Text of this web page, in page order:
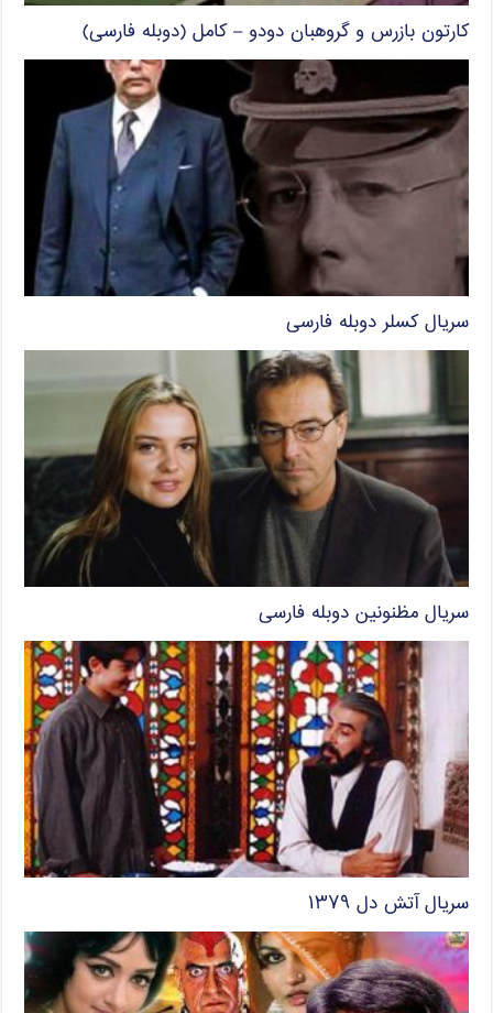
کارتون بازرس و گروهبان دودو – کامل (دوبله فارسی)
سریال کسلر دوبله فارسی
سریال مظنونین دوبله فارسی
سریال آتش دل ۱۳۷۹